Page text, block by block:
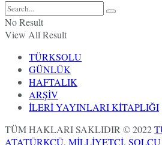
No Result
View All Result
TÜRKSOLU
GÜNLÜK
HAFTALIK
ARŞİV
İLERİ YAYINLARI KİTAPLIĞI
TÜM HAKLARI SAKLIDIR © 2022
ATATÜRKÇÜ, MİLLİYETÇİ,